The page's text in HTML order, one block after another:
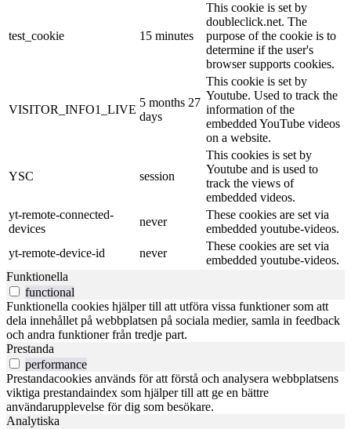
test_cookie 15 minutes
This cookie is set by
doubleclick.net. The
purpose of the cookie is to
determine if the user's
browser supports cookies.
VISITOR_INFO1_LIVE
5 months 27
days
This cookie is set by
Youtube. Used to track the
information of the
embedded YouTube videos
on a website.
YSC session
This cookies is set by
Youtube and is used to
track the views of
embedded videos.
yt-remote-connected-
devices
never
These cookies are set via
embedded youtube-videos.
yt-remote-device-id
never
These cookies are set via
embedded youtube-videos.
Funktionella
functional
Funktionella cookies hjälper till att utföra vissa funktioner som att
dela innehållet på webbplatsen på sociala medier, samla in feedback
och andra funktioner från tredje part.
Prestanda
performance
Prestandacookies används för att förstå och analysera webbplatsens
viktiga prestandaindex som hjälper till att ge en bättre
användarupplevelse för dig som besökare.
Analytiska